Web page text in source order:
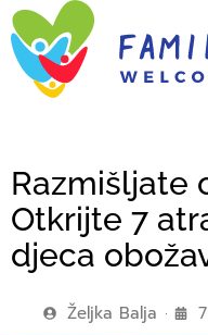
Razmišljate
Otkrijte 7
djeca
Željka Balja